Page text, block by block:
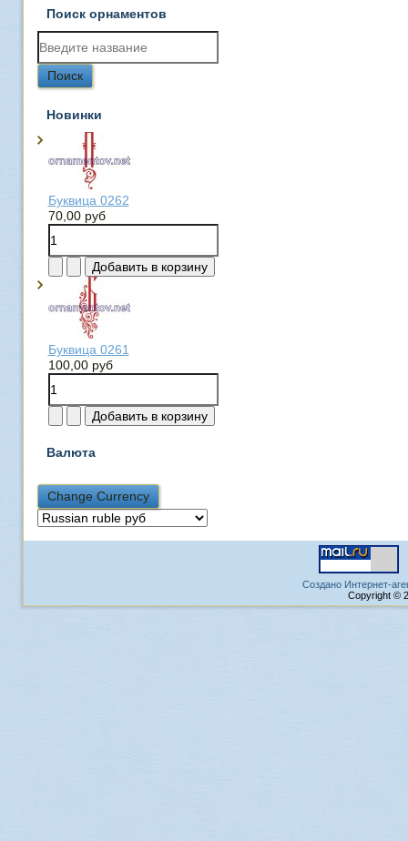
Поиск орнаментов
Новинки
Буквица 0262
70,00 руб
Буквица 0261
100,00 руб
Валюта
Создано Интернет-
Copyright ©